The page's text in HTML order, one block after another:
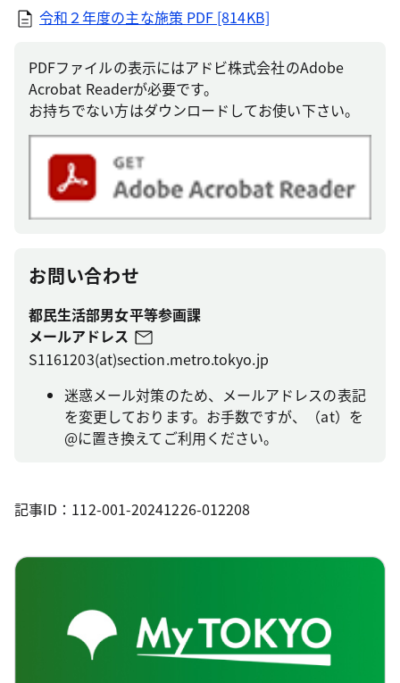
令和２年度の主な施策 PDF [814KB]
PDFファイルの表示にはアドビ株式会社のAdobe
Acrobat Readerが必要です。
お持ちでない方はダウンロードしてお使い下さい。
お問い合わせ
都民生活部男女平等参画課
メールアドレス
S1161203(at)section.metro.tokyo.jp
迷惑メール対策のため、メールアドレスの表記
を変更しております。お手数ですが、（at）を
@に置き換えてご利用ください。
記事ID：112-001-20241226-012208